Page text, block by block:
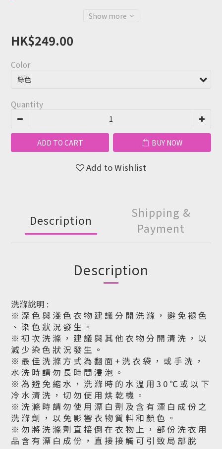
Show more
HK$249.00
Color
Quantity
ADD TO CART BUY NOW
Add to Wishlist
Description
Shipping &
Payment
Description
洗滌說明 :
※ 深 色 與 淺 色 衣 物 建 議 分 開 洗 滌 ， 避 免 褪 色
、 染 色 狀 況 發 生 。
※ 初 次 洗 滌 ， 建 議 與 其 他 衣 物 分 開 清 洗 ， 以
減 少 染 色 狀 況 發 生 。
※ 最 佳 洗 滌 方 式 為 翻 面 + 洗 衣 袋 ， 或 手 洗 ，
水 洗 時 請 勿 長 時 間 浸 泡 。
※ 為 避 免 縮 水 ， 洗 滌 時 的 水 溫 用 3 0 ℃ 或 以 下
冷 水 清 洗 ， 切 勿 使 用 烘 乾 機 。
※ 洗 滌 時 請 勿 使 用 漂 白 劑 及 含 有 漂 白 成 份 之
洗 滌 劑 ， 以 免 影 響 衣 物 質 料 和 顏 色 。
※ 勿 將 洗 滌 劑 直 接 倒 在 衣 物 上 ， 部 份 洗 衣 用
品 含 有 漂 白 成 份 ， 直 接 接 觸 可 引 致 局 部 脫